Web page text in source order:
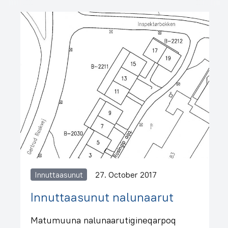
Innuttaasunut 27. October 2017
Innuttaasunut nalunaarut
Matumuuna nalunaarutigineqarpoq